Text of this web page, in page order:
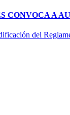
CONVOCA A
del